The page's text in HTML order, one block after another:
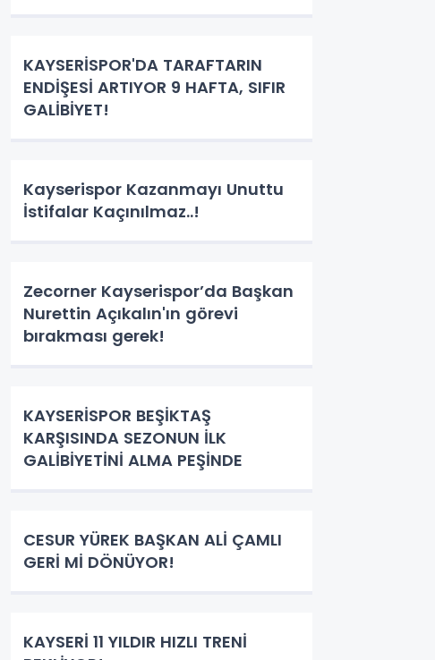
KAYSERİSPOR'DA TARAFTARIN
ENDİŞESİ ARTIYOR 9 HAFTA, SIFIR
GALİBİYET!
Kayserispor Kazanmayı Unuttu
İstifalar Kaçınılmaz..!
Zecorner Kayserispor’da Başkan
Nurettin Açıkalın'ın görevi
bırakması gerek!
KAYSERİSPOR BEŞİKTAŞ
KARŞISINDA SEZONUN İLK
GALİBİYETİNİ ALMA PEŞİNDE
CESUR YÜREK BAŞKAN ALİ ÇAMLI
GERİ Mİ DÖNÜYOR!
KAYSERİ 11 YILDIR HIZLI TRENİ